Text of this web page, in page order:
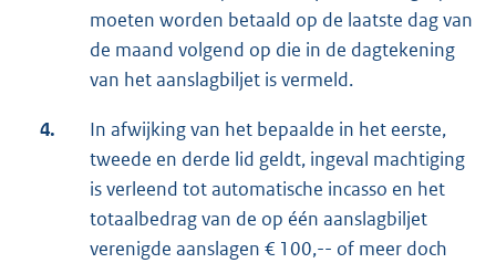
moeten worden betaald op de laatste dag van
de maand volgend op die in de dagtekening
van het aanslagbiljet is vermeld.
4.
In afwijking van het bepaalde in het eerste,
tweede en derde lid geldt, ingeval machtiging
is verleend tot automatische incasso en het
totaalbedrag van de op één aanslagbiljet
verenigde aanslagen € 100,-- of meer doch